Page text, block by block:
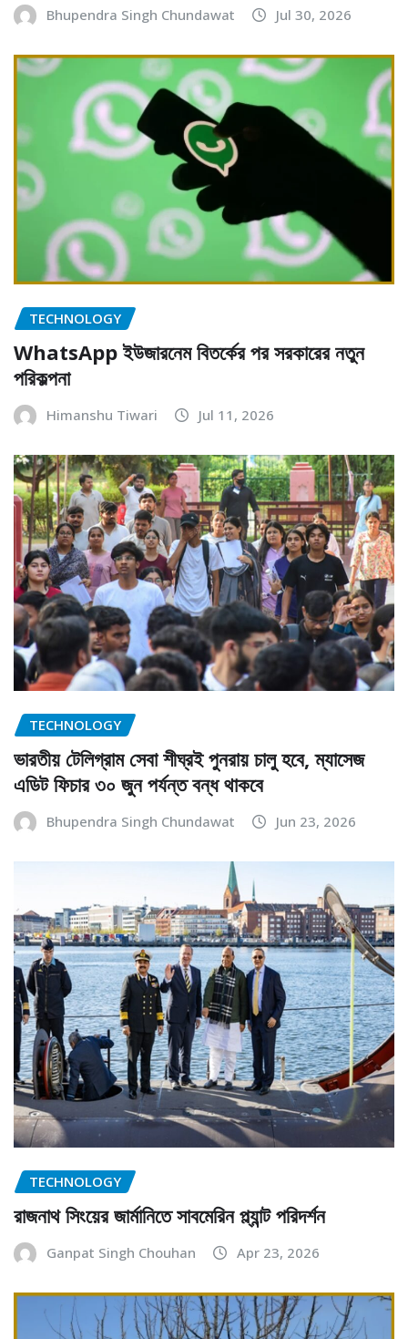
Bhupendra Singh Chundawat Jul 30, 2026
TECHNOLOGY
WhatsApp ইউজারনেম বিতর্কের পর সরকারের নতুন
পরিকল্পনা
Himanshu Tiwari Jul 11, 2026
TECHNOLOGY
ভারতীয় টেলিগ্রাম সেবা শীঘ্রই পুনরায় চালু হবে, ম্যাসেজ
এডিট ফিচার ৩০ জুন পর্যন্ত বন্ধ থাকবে
Bhupendra Singh Chundawat Jun 23, 2026
TECHNOLOGY
রাজনাথ সিংয়ের জার্মানিতে সাবমেরিন প্ল্যান্ট পরিদর্শন
Ganpat Singh Chouhan Apr 23, 2026